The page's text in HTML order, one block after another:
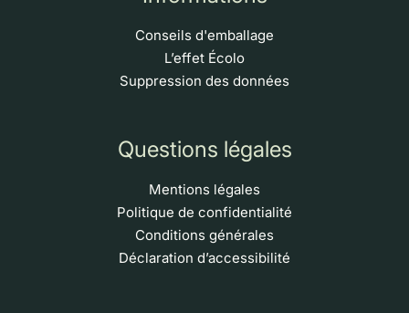
Conseils d'emballage
L’effet Écolo
Suppression des données
Questions légales
Mentions légales
Politique de confidentialité
Conditions générales
Déclaration d’accessibilité